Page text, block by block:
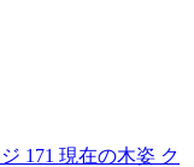
171 現在の木姿 ク